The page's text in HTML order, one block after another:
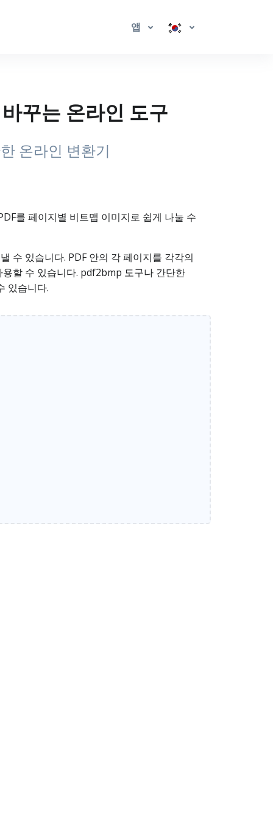
앱
꾸는 온라인 도구
온라인 변환기
를 페이지별 비트맵 이미지로 쉽게 나눌 수
수 있습니다. PDF 안의 각 페이지를 각각의
할 수 있습니다. pdf2bmp 도구나 간단한
있습니다.